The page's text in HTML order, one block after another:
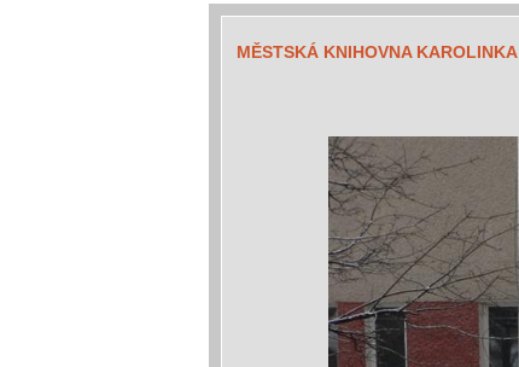
MĚSTSKÁ KNIHOVNA KAROLINKA